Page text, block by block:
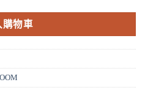
。
NT$14,368。
購物車